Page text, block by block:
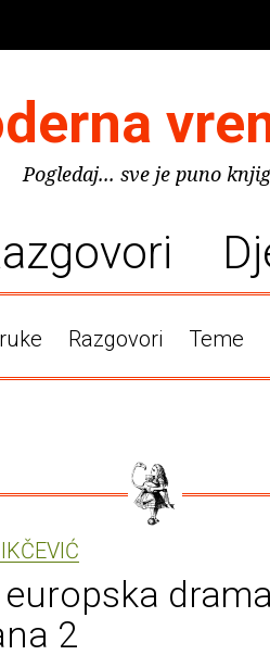
Pogledaj... sve je puno
Razgovori Teme
2